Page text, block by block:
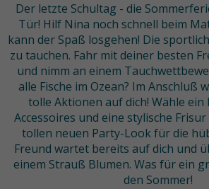
Der letzte Schultag - die
Tür! Hilf Nina noch schnell beim
kann der Spaß losgehen! Die
zu tauchen. Fahr mit deiner besten
und nimm an einem
alle Fische im Ozean? Im Anschluß
tolle Aktionen auf dich! Wähle ein
Accessoires und eine stylische
tollen neuen Party-Look für die
Freund wartet bereits auf dich und
einem Strauß Blumen. Was für ein
den Sommer!